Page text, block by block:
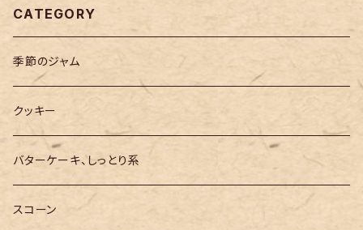
CATEGORY
季節のジャム
クッキー
バターケーキ、しっとり系
スコーン